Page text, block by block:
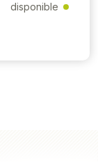
disponible